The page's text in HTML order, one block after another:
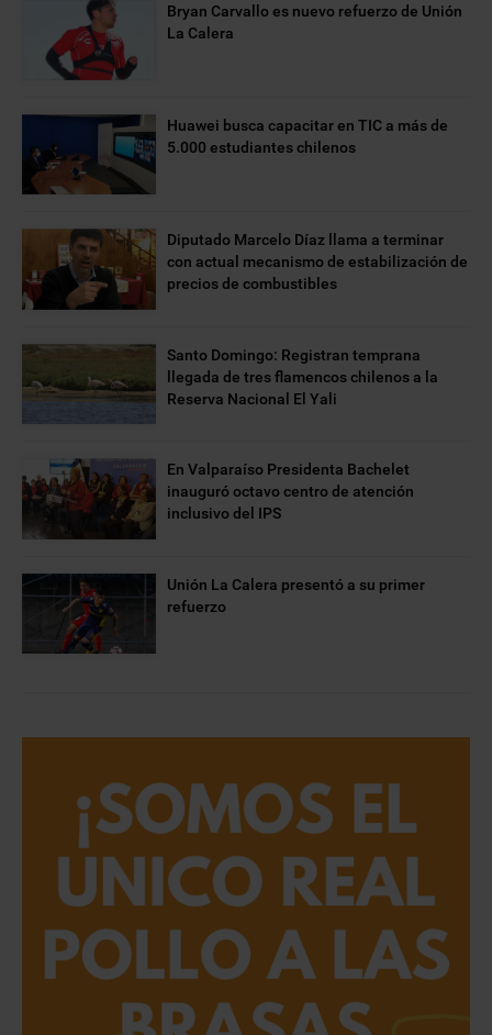
Bryan Carvallo es nuevo refuerzo de Unión
La Calera
Huawei busca capacitar en TIC a más de
5.000 estudiantes chilenos
Diputado Marcelo Díaz llama a terminar
con actual mecanismo de estabilización de
precios de combustibles
Santo Domingo: Registran temprana
llegada de tres flamencos chilenos a la
Reserva Nacional El Yali
En Valparaíso Presidenta Bachelet
inauguró octavo centro de atención
inclusivo del IPS
Unión La Calera presentó a su primer
refuerzo